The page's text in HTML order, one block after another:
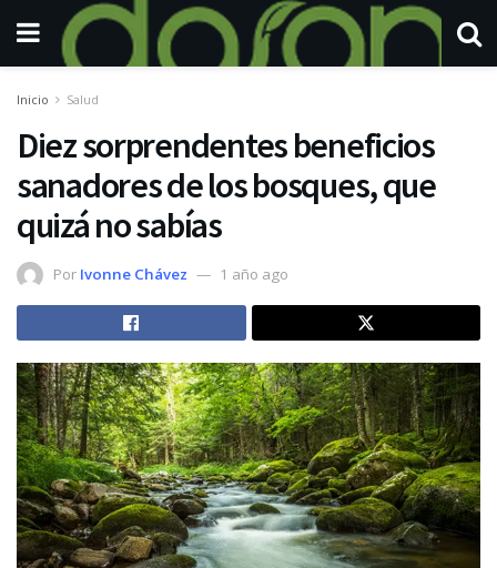
Inicio Salud
Diez sorprendentes beneficios
sanadores de los bosques, que
quizá no sabías
Por Ivonne Chávez 1 año ago